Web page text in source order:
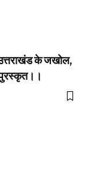
उत्तराखंड के जखोल,
पुरस्कृत।।